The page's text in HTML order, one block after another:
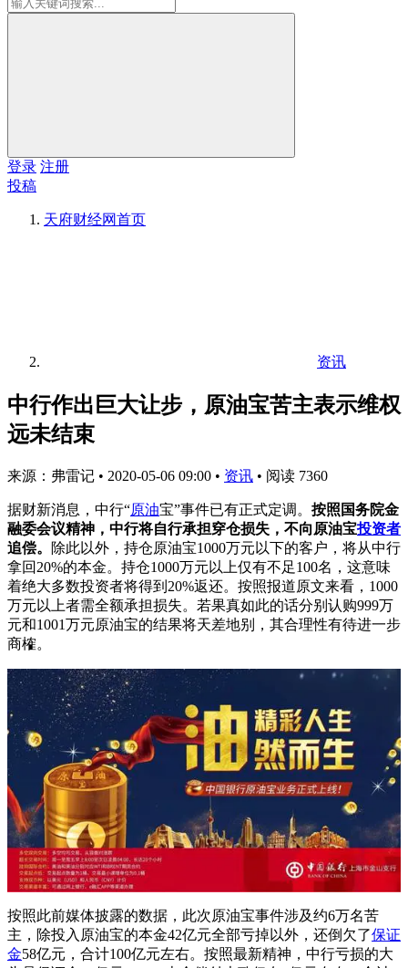
登录 注册
投稿
天府财经网首页
资讯
中行作出巨大让步，原油宝苦主表示维权
远未结束
来源：弗雷记 • 2020-05-06 09:00 • 资讯 • 阅读 7360
据财新消息，中行“原油宝”事件已有正式定调。 按照国务院金
融委会议精神，中行将自行承担穿仓损失，不向原油宝投资者
追偿。
除此以外，持仓原油宝1000万元以下的客户，将从中行
拿回20%的本金。持仓1000万元以上仅有不足100名，这意味
着绝大多数投资者将得到20%返还。按照报道原文来看，1000
万元以上者需全额承担损失。若果真如此的话分别认购999万
元和1001万元原油宝的结果将天差地别，其合理性有待进一步
商榷。
按照此前媒体披露的数据，此次原油宝事件涉及约6万名苦
主，除投入原油宝的本金42亿元全部亏掉以外，还倒欠了保证
金58亿元，合计100亿元左右。按照最新精神，中行亏损的大